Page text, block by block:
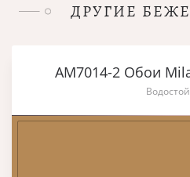
ДРУГИЕ
AM7014-2 Обои